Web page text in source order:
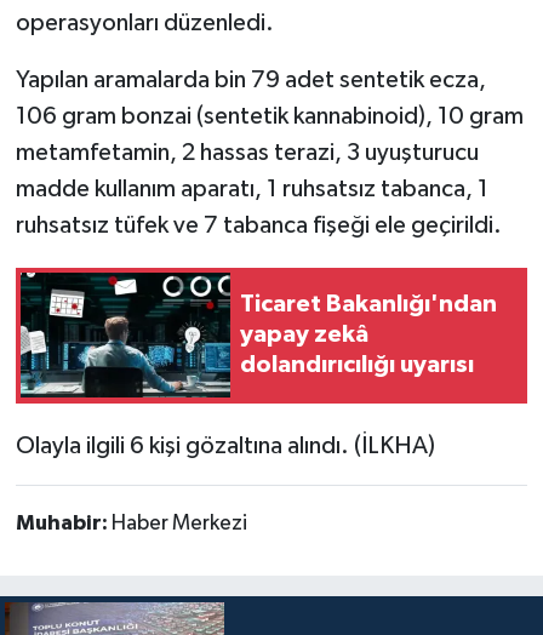
operasyonları düzenledi.
Yapılan aramalarda bin 79 adet sentetik ecza,
106 gram bonzai (sentetik kannabinoid), 10 gram
metamfetamin, 2 hassas terazi, 3 uyuşturucu
madde kullanım aparatı, 1 ruhsatsız tabanca, 1
ruhsatsız tüfek ve 7 tabanca fişeği ele geçirildi.
Ticaret Bakanlığı'ndan
yapay zekâ
dolandırıcılığı uyarısı
Olayla ilgili 6 kişi gözaltına alındı. (İLKHA)
Muhabir: Haber Merkezi